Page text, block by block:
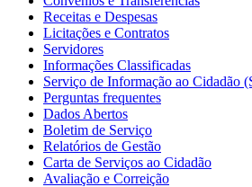
Receitas e Despesas
Licitações e Contratos
Servidores
Informações Classificadas
Serviço de Informação ao Cidadão
Perguntas frequentes
Dados Abertos
Boletim de Serviço
Relatórios de Gestão
Carta de Serviços ao Cidadão
Avaliação e Correição